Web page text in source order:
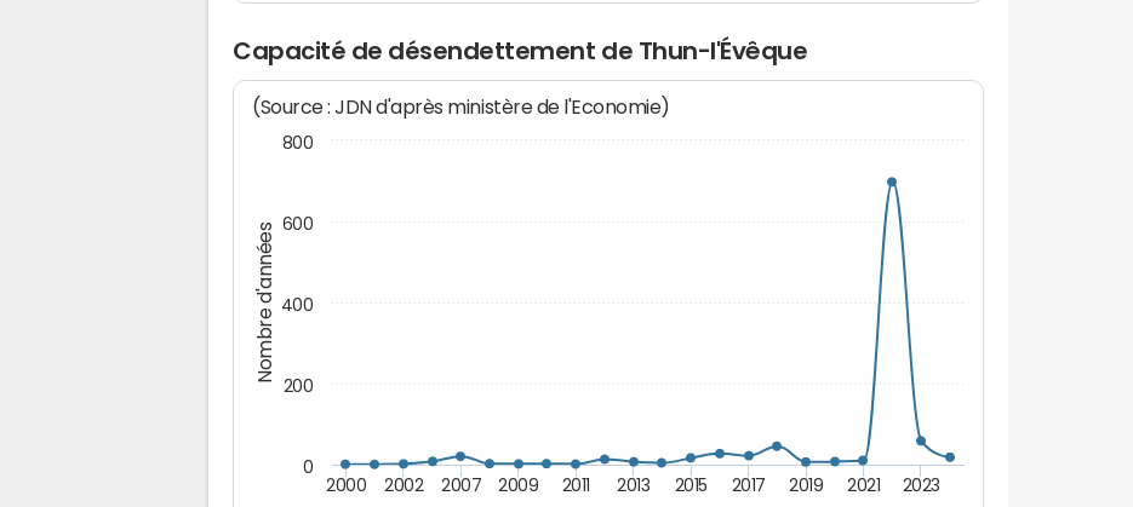
Capacité de désendettement de Thun-l'Évêque
Nombre d'années
(Source : JDN d'après ministère de l'Economie)
2000 2002 2007 2009 2011 2013 2015 2017 2019 2021 2023
0
200
400
600
800